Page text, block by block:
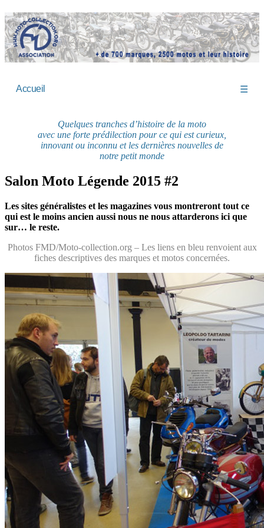
Accueil ☰
Quelques tranches d’histoire de la moto
avec une forte prédilection pour ce qui est curieux,
innovant ou inconnu et les dernières nouvelles de
notre petit monde
Salon Moto Légende 2015 #2
Les sites généralistes et les magazines vous montreront tout ce
qui est le moins ancien aussi nous ne nous attarderons ici que
sur… le reste.
Photos FMD/Moto-collection.org – Les liens en bleu renvoient aux
fiches descriptives des marques et motos concernées.